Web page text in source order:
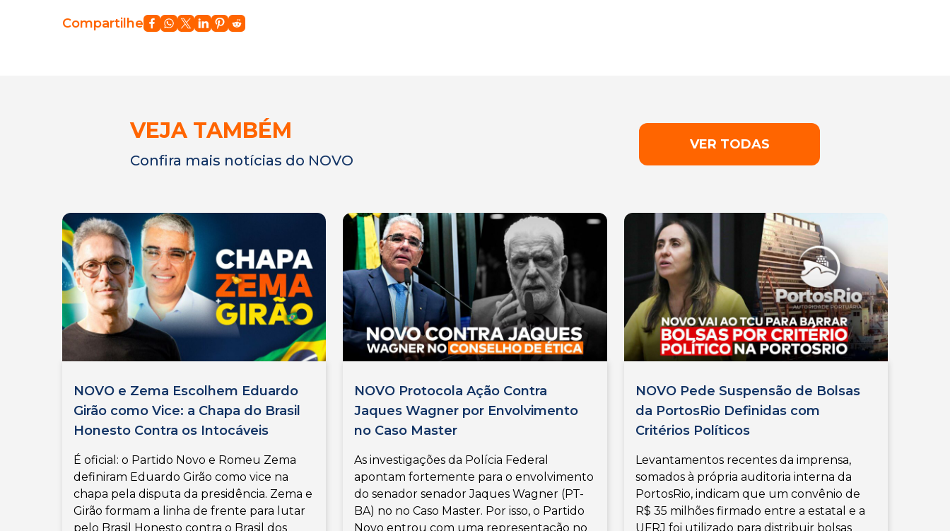
Compartilhe
VEJA TAMBÉM
Confira mais notícias do NOVO
VER TODAS
NOVO e Zema Escolhem Eduardo
Girão como Vice: a Chapa do Brasil
Honesto Contra os Intocáveis
É oficial: o Partido Novo e Romeu Zema
definiram Eduardo Girão como vice na
chapa pela disputa da presidência. Zema e
Girão formam a linha de frente para lutar
pelo Brasil Honesto contra o Brasil dos
NOVO Protocola Ação Contra
Jaques Wagner por Envolvimento
no Caso Master
As investigações da Polícia Federal
apontam fortemente para o envolvimento
do senador senador Jaques Wagner (PT-
BA) no no Caso Master. Por isso, o Partido
Novo entrou com uma representação no
NOVO Pede Suspensão de Bolsas
da PortosRio Definidas com
Critérios Políticos
Levantamentos recentes da imprensa,
somados à própria auditoria interna da
PortosRio, indicam que um convênio de
R$ 35 milhões firmado entre a estatal e a
UFRJ foi utilizado para distribuir bolsas